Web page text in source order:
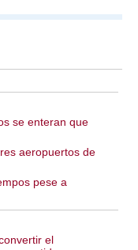
se enteran que
aeropuertos de
pese a
el